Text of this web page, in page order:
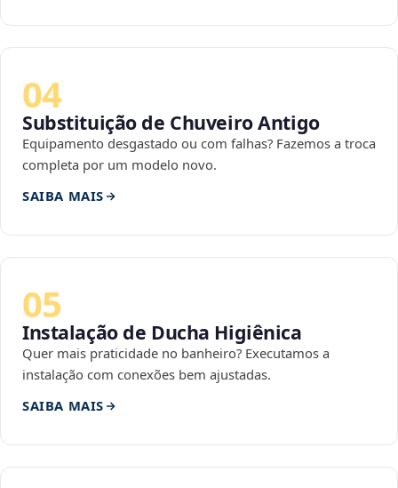
04
Substituição de Chuveiro Antigo
Equipamento desgastado ou com falhas? Fazemos a troca
completa por um modelo novo.
SAIBA MAIS
05
Instalação de Ducha Higiênica
Quer mais praticidade no banheiro? Executamos a
instalação com conexões bem ajustadas.
SAIBA MAIS